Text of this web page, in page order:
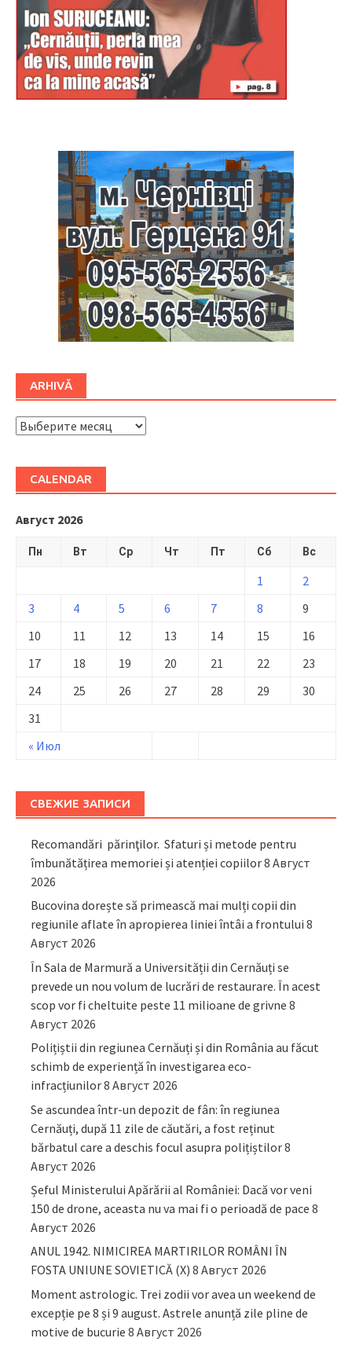
ARHIVĂ
ARHIVĂ
CALENDAR
Август 2026
Пн Вт Ср Чт Пт Сб Вс
« Июл
1
2
3
4 5 6 7 8
9
10
11 12 13 14 15
16
17
18 19 20 21 22
23
24
25 26 27 28 29
30
31
СВЕЖИЕ ЗАПИСИ
Recomandări părinţilor. Sfaturi și metode pentru
îmbunătățirea memoriei și atenției copiilor8 Август
2026
Bucovina dorește să primească mai mulți copii din
regiunile aflate în apropierea liniei întâi a frontului 8
Август 2026
În Sala de Marmură a Universității din Cernăuți se
prevede un nou volum de lucrări de restaurare. În acest
scop vor fi cheltuite peste 11 milioane de grivne 8
Август 2026
Polițiștii din regiunea Cernăuți și din România au făcut
schimb de experiență în investigarea eco-
infracțiunilor8 Август 2026
Se ascundea într-un depozit de fân: în regiunea
Cernăuți, după 11 zile de căutări, a fost reținut
bărbatul care a deschis focul asupra polițiștilor8
Август 2026
Șeful Ministerului Apărării al României: Dacă vor veni
150 de drone, aceasta nu va mai fi o perioadă de pace 8
Август 2026
ANUL 1942. NIMICIREA MARTIRILOR ROMÂNI ÎN
FOSTA UNIUNE SOVIETICĂ (X) 8 Август 2026
Moment astrologic. Trei zodii vor avea un weekend de
excepție pe 8 și 9 august. Astrele anunță zile pline de
motive de bucurie 8 Август 2026